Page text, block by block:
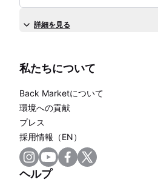
詳細を見る
私たちについて
Back Marketについて
環境への貢献
プレス
採用情報（EN）
ヘルプ